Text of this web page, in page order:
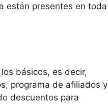
están presentes en toda
básicos, es decir,
programa de afiliados y
descuentos para